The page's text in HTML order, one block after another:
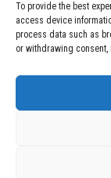
To provide the best
access device
process data such as
or withdrawing consent,